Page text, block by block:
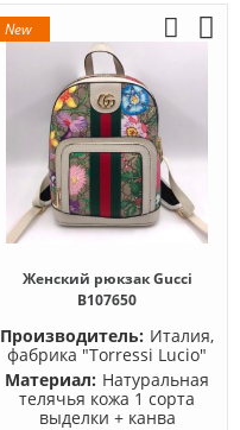
New
Женский рюкзак Gucci
B107650
Производитель: Италия,
фабрика "Torressi Lucio"
Материал: Натуральная
телячья кожа 1 сорта
выделки + канва